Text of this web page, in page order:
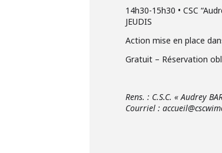
14h30-15h30 • CSC
JEUDIS
Action mise en place
Gratuit – Réservation
Rens. : C.S.C. « Audrey
Courriel :